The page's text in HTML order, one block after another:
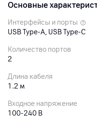
Основные
Интерфейсы и порты
USB Type-A, USB Type-C
Количество портов
2
Длина кабеля
1.2 м
Входное напряжение
100-240 В